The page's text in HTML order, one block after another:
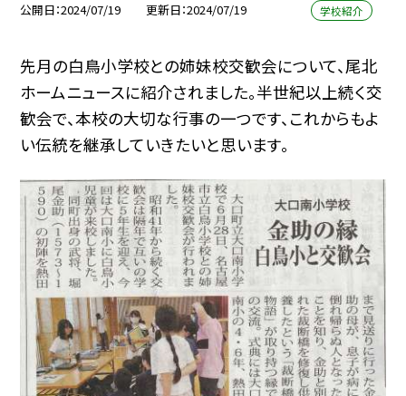
公開日 2024/07/19 更新日 2024/07/19 学校紹介
先月の白鳥小学校との姉妹校交歓会について、尾北
ホームニュースに紹介されました。半世紀以上続く交
歓会で、本校の大切な行事の一つです、これからもよ
い伝統を継承していきたいと思います。